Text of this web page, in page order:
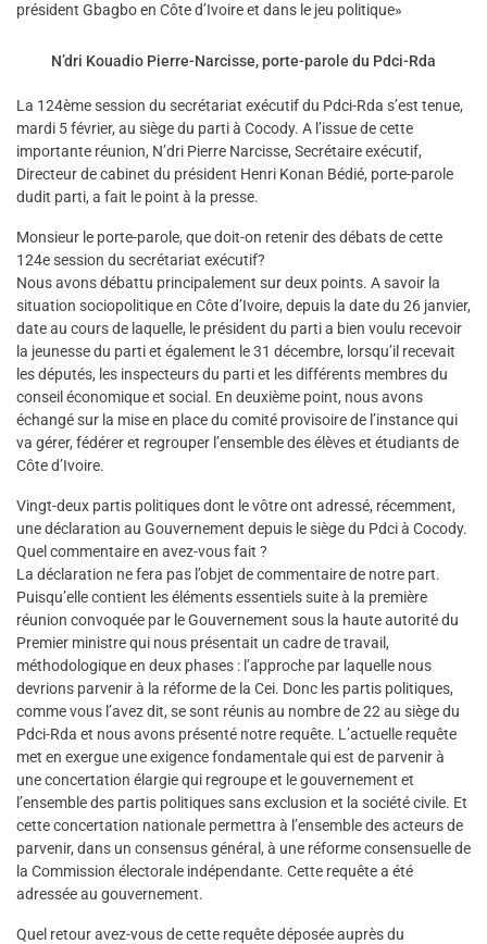
président Gbagbo en Côte d’Ivoire et dans le jeu politique»
N’dri Kouadio Pierre-Narcisse, porte-parole du Pdci-Rda
La 124ème session du secrétariat exécutif du Pdci-Rda s’est tenue,
mardi 5 février, au siège du parti à Cocody. A l’issue de cette
importante réunion, N’dri Pierre Narcisse, Secrétaire exécutif,
Directeur de cabinet du président Henri Konan Bédié, porte-parole
dudit parti, a fait le point à la presse.
Monsieur le porte-parole, que doit-on retenir des débats de cette
124e session du secrétariat exécutif?
Nous avons débattu principalement sur deux points. A savoir la
situation sociopolitique en Côte d’Ivoire, depuis la date du 26 janvier,
date au cours de laquelle, le président du parti a bien voulu recevoir
la jeunesse du parti et également le 31 décembre, lorsqu’il recevait
les députés, les inspecteurs du parti et les différents membres du
conseil économique et social. En deuxième point, nous avons
échangé sur la mise en place du comité provisoire de l’instance qui
va gérer, fédérer et regrouper l’ensemble des élèves et étudiants de
Côte d’Ivoire.
Vingt-deux partis politiques dont le vôtre ont adressé, récemment,
une déclaration au Gouvernement depuis le siège du Pdci à Cocody.
Quel commentaire en avez-vous fait ?
La déclaration ne fera pas l’objet de commentaire de notre part.
Puisqu’elle contient les éléments essentiels suite à la première
réunion convoquée par le Gouvernement sous la haute autorité du
Premier ministre qui nous présentait un cadre de travail,
méthodologique en deux phases : l’approche par laquelle nous
devrions parvenir à la réforme de la Cei. Donc les partis politiques,
comme vous l’avez dit, se sont réunis au nombre de 22 au siège du
Pdci-Rda et nous avons présenté notre requête. L’actuelle requête
met en exergue une exigence fondamentale qui est de parvenir à
une concertation élargie qui regroupe et le gouvernement et
l’ensemble des partis politiques sans exclusion et la société civile. Et
cette concertation nationale permettra à l’ensemble des acteurs de
parvenir, dans un consensus général, à une réforme consensuelle de
la Commission électorale indépendante. Cette requête a été
adressée au gouvernement.
Quel retour avez-vous de cette requête déposée auprès du